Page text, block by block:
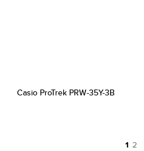
Casio ProTrek PRW-35Y-3B
1 2